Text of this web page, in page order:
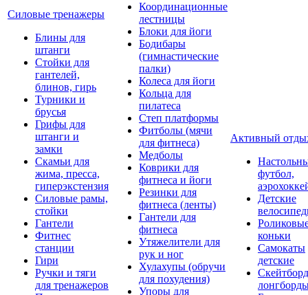
Силовые тренажеры
Блины для
штанги
Стойки для
гантелей,
блинов, гирь
Турники и
брусья
Грифы для
штанги и
замки
Скамьи для
жима, пресса,
гиперэкстензия
Силовые рамы,
стойки
Гантели
Фитнес
станции
Гири
Ручки и тяги
для тренажеров
Координационные
лестницы
Блоки для йоги
Бодибары
(гимнастические
палки)
Колеса для йоги
Кольца для
пилатеса
Степ платформы
Фитболы (мячи
для фитнеса)
Медболы
Коврики для
фитнеса и йоги
Резинки для
фитнеса (ленты)
Гантели для
фитнеса
Утяжелители для
рук и ног
Хулахупы (обручи
для похудения)
Упоры для
Активный
футбол,
Детские
коньки
Самокаты
детские